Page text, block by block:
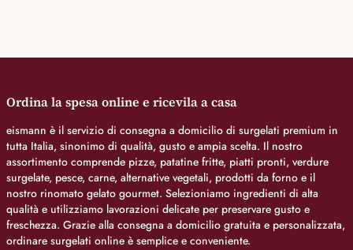
Ordina la spesa online e ricevila a casa
eismann è il servizio di consegna a domicilio di surgelati premium in
tutta Italia, sinonimo di qualità, gusto e ampia scelta. Il nostro
assortimento comprende pizze, patatine fritte, piatti pronti, verdure
surgelate, pesce, carne, alternative vegetali, prodotti da forno e il
nostro rinomato gelato gourmet. Selezioniamo ingredienti di alta
qualità e utilizziamo lavorazioni delicate per preservare gusto e
freschezza. Grazie alla consegna a domicilio gratuita e personalizzata,
ordinare surgelati online è semplice e conveniente.